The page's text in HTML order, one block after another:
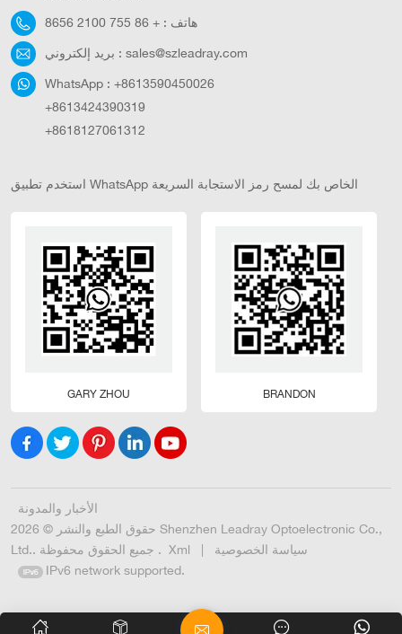
هاتف : + 86 755 2100 8656
بريد إلكتروني : sales@szleadray.com
WhatsApp : +8613590450026
+8613424390319
+8618127061312
استخدم تطبيق WhatsApp الخاص بك لمسح رمز الاستجابة السريعة
GARY ZHOU BRANDON
الأخبار والمدونة
حقوق الطبع والنشر © 2026 Shenzhen Leadray Optoelectronic Co.,
Ltd.. جميع الحقوق محفوظة . Xml |
سياسة الخصوصية
IPv6 network supported.